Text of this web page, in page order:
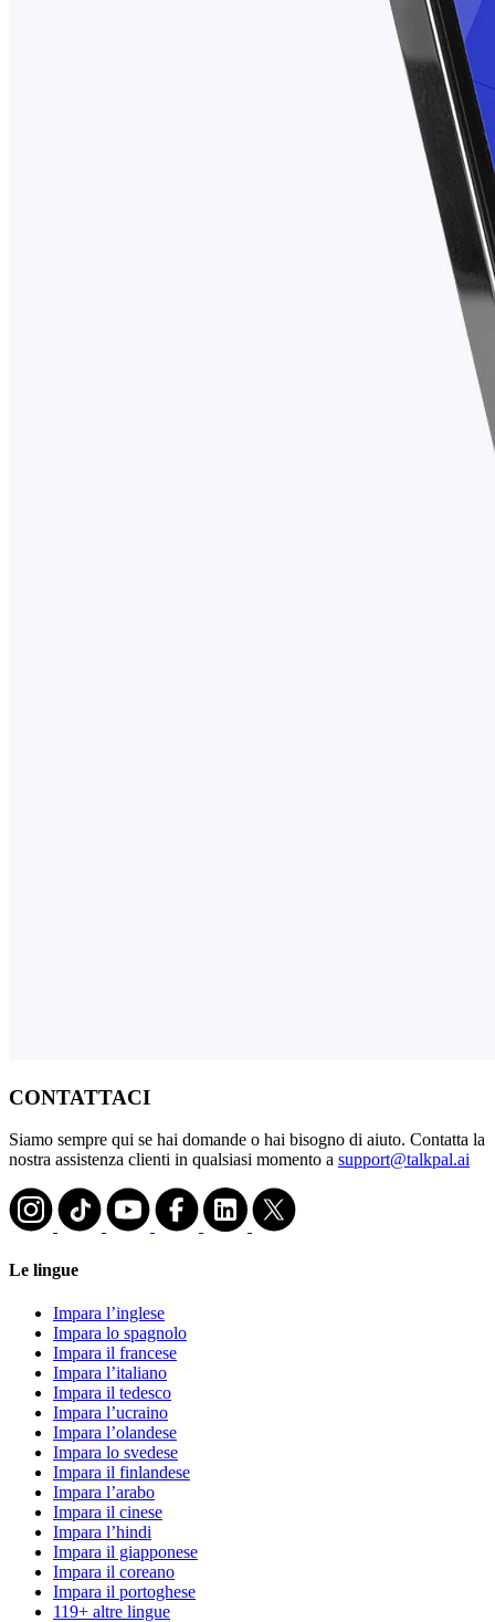
CONTATTACI
Siamo sempre qui se hai domande o hai bisogno di aiuto. Contatta la
nostra assistenza clienti in qualsiasi momento a support@talkpal.ai
Le lingue
Impara l’inglese
Impara lo spagnolo
Impara il francese
Impara l’italiano
Impara il tedesco
Impara l’ucraino
Impara l’olandese
Impara lo svedese
Impara il finlandese
Impara l’arabo
Impara il cinese
Impara l’hindi
Impara il giapponese
Impara il coreano
Impara il portoghese
119+ altre lingue